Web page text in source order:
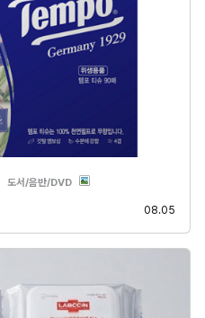
도서/음반/DVD분류
08.05